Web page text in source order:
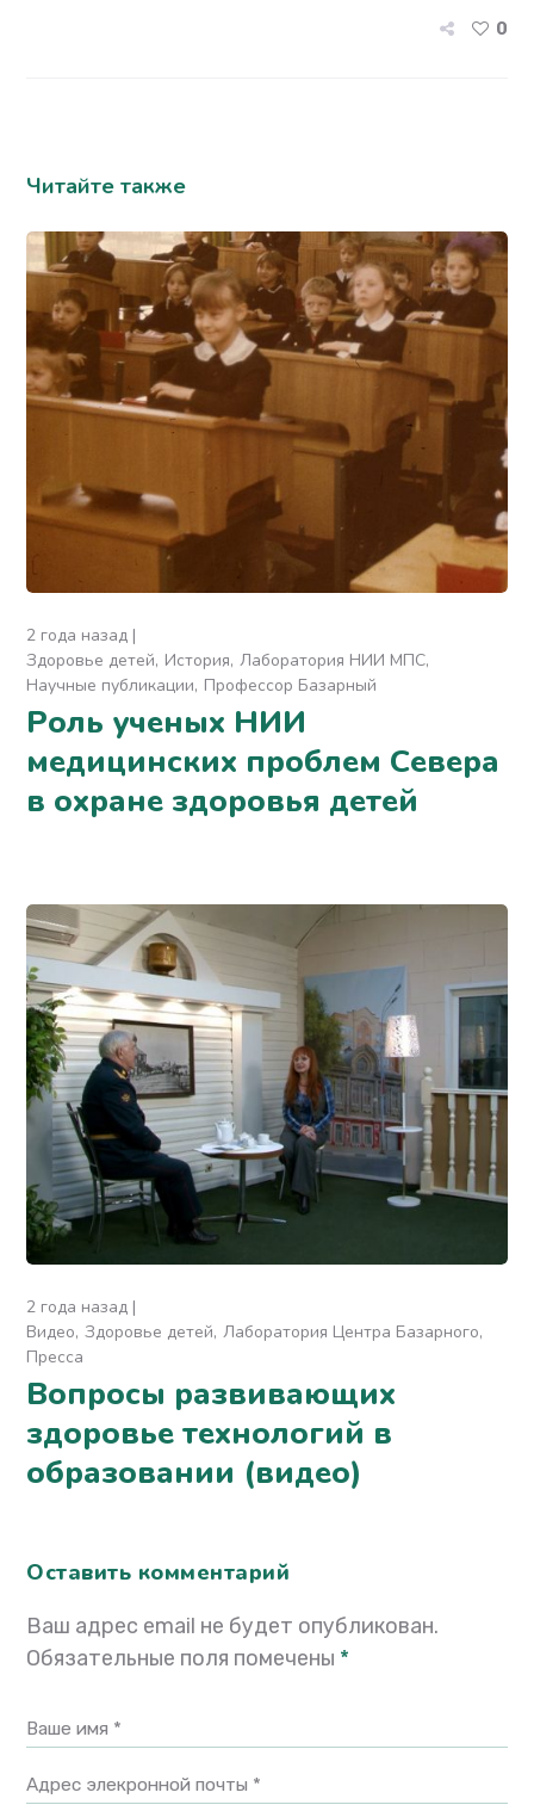
0
Читайте также
2 года назад
Здоровье детей История Лаборатория НИИ МПС
Научные публикации Профессор Базарный
Роль ученых НИИ
медицинских проблем Севера
в охране здоровья детей
2 года назад
Видео Здоровье детей Лаборатория Центра Базарного
Пресса
Вопросы развивающих
здоровье технологий в
образовании (видео)
Оставить комментарий
Ваш адрес email не будет опубликован.
Обязательные поля помечены *
Ваше имя *
Адрес элекронной почты *